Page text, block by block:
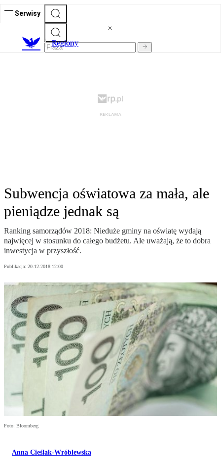
Serwisy
Regiony
Subwencja oświatowa za mała, ale
pieniądze jednak są
Ranking samorządów 2018: Nieduże gminy na oświatę wydają
najwięcej w stosunku do całego budżetu. Ale uważają, że to dobra
inwestycja w przyszłość.
Publikacja: 20.12.2018 12:00
Foto: Bloomberg
Anna Cieślak-Wróblewska